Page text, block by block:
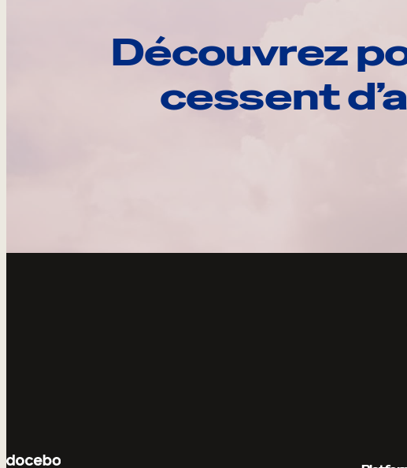
Découvrez
cessent